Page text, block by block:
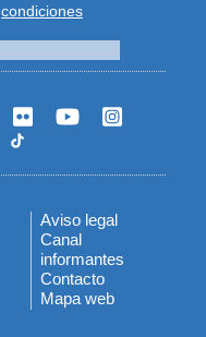
condiciones
Menú
del
pie
Aviso legal
Canal
informantes
Contacto
Mapa web